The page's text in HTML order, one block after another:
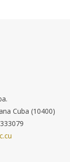
Cuba (10400)